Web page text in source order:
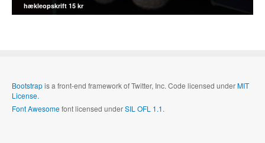
hækleopskrift 15 kr
Bootstrapis a front-end framework of Twitter, Inc. Code licensed underMIT
License.
Font Awesomefont licensed underSIL OFL 1.1.